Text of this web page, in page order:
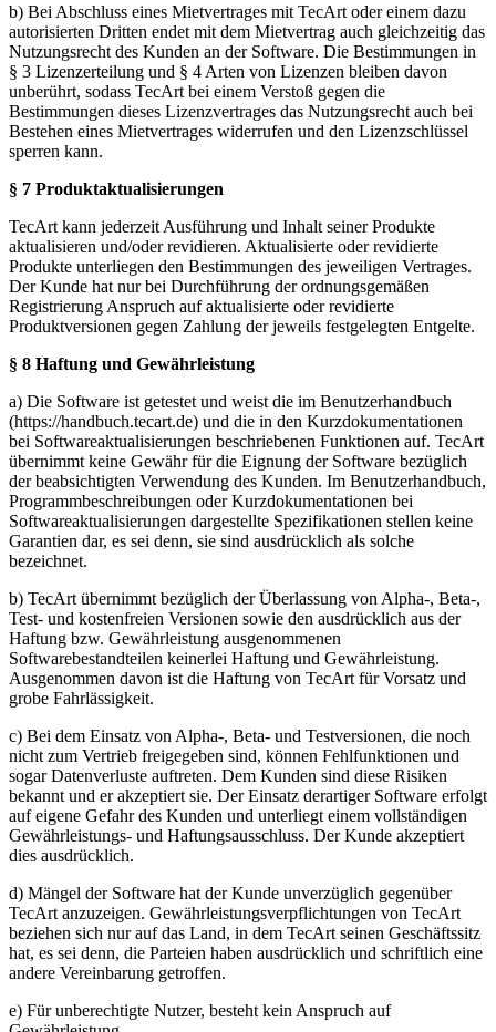
b) Bei Abschluss eines Mietvertrages mit TecArt oder einem dazu
autorisierten Dritten endet mit dem Mietvertrag auch gleichzeitig das
Nutzungsrecht des Kunden an der Software. Die Bestimmungen in
§ 3 Lizenzerteilung und § 4 Arten von Lizenzen bleiben davon
unberührt, sodass TecArt bei einem Verstoß gegen die
Bestimmungen dieses Lizenzvertrages das Nutzungsrecht auch bei
Bestehen eines Mietvertrages widerrufen und den Lizenzschlüssel
sperren kann.
§ 7 Produktaktualisierungen
TecArt kann jederzeit Ausführung und Inhalt seiner Produkte
aktualisieren und/oder revidieren. Aktualisierte oder revidierte
Produkte unterliegen den Bestimmungen des jeweiligen Vertrages.
Der Kunde hat nur bei Durchführung der ordnungsgemäßen
Registrierung Anspruch auf aktualisierte oder revidierte
Produktversionen gegen Zahlung der jeweils festgelegten Entgelte.
§ 8 Haftung und Gewährleistung
a) Die Software ist getestet und weist die im Benutzerhandbuch
(https://handbuch.tecart.de) und die in den Kurzdokumentationen
bei Softwareaktualisierungen beschriebenen Funktionen auf. TecArt
übernimmt keine Gewähr für die Eignung der Software bezüglich
der beabsichtigten Verwendung des Kunden. Im Benutzerhandbuch,
Programmbeschreibungen oder Kurzdokumentationen bei
Softwareaktualisierungen dargestellte Spezifikationen stellen keine
Garantien dar, es sei denn, sie sind ausdrücklich als solche
bezeichnet.
b) TecArt übernimmt bezüglich der Überlassung von Alpha-, Beta-,
Test- und kostenfreien Versionen sowie den ausdrücklich aus der
Haftung bzw. Gewährleistung ausgenommenen
Softwarebestandteilen keinerlei Haftung und Gewährleistung.
Ausgenommen davon ist die Haftung von TecArt für Vorsatz und
grobe Fahrlässigkeit.
c) Bei dem Einsatz von Alpha-, Beta- und Testversionen, die noch
nicht zum Vertrieb freigegeben sind, können Fehlfunktionen und
sogar Datenverluste auftreten. Dem Kunden sind diese Risiken
bekannt und er akzeptiert sie. Der Einsatz derartiger Software erfolgt
auf eigene Gefahr des Kunden und unterliegt einem vollständigen
Gewährleistungs- und Haftungsausschluss. Der Kunde akzeptiert
dies ausdrücklich.
d) Mängel der Software hat der Kunde unverzüglich gegenüber
TecArt anzuzeigen. Gewährleistungsverpflichtungen von TecArt
beziehen sich nur auf das Land, in dem TecArt seinen Geschäftssitz
hat, es sei denn, die Parteien haben ausdrücklich und schriftlich eine
andere Vereinbarung getroffen.
e) Für unberechtigte Nutzer, besteht kein Anspruch auf